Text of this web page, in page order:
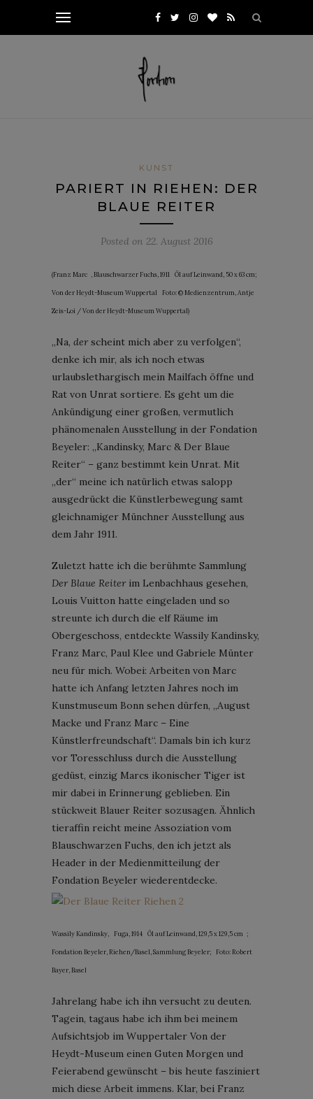
KUNST
PARIERT IN RIEHEN: DER
BLAUE REITER
Posted on 22. August 2016
(Franz Marc , Blauschwarzer Fuchs, 1911 Öl auf Leinwand, 50 x 63 cm;
Von der Heydt-Museum Wuppertal Foto: © Medienzentrum, Antje
Zeis-Loi / Von der Heydt-Museum Wuppertal)
„Na, derscheint mich aber zu verfolgen“,
denke ich mir, als ich noch etwas
urlaubslethargisch mein Mailfach öffne und
Rat von Unrat sortiere. Es geht um die
Ankündigung einer großen, vermutlich
phänomenalen Ausstellung in der Fondation
Beyeler: „Kandinsky, Marc & Der Blaue
Reiter“ – ganz bestimmt kein Unrat. Mit
„der“ meine ich natürlich etwas salopp
ausgedrückt die Künstlerbewegung samt
gleichnamiger Münchner Ausstellung aus
dem Jahr 1911.
Zuletzt hatte ich die berühmte Sammlung
Der Blaue Reiterim Lenbachhaus gesehen,
Louis Vuitton hatte eingeladen und so
streunte ich durch die elf Räume im
Obergeschoss, entdeckte Wassily Kandinsky,
Franz Marc, Paul Klee und Gabriele Münter
neu für mich. Wobei: Arbeiten von Marc
hatte ich Anfang letzten Jahres noch im
Kunstmuseum Bonn sehen dürfen, „August
Macke und Franz Marc – Eine
Künstlerfreundschaft“. Damals bin ich kurz
vor Toresschluss durch die Ausstellung
gedüst, einzig Marcs ikonischer Tiger ist
mir dabei in Erinnerung geblieben. Ein
stückweit Blauer Reiter sozusagen. Ähnlich
tieraffin reicht meine Assoziation vom
Blauschwarzen Fuchs, den ich jetzt als
Header in der Medienmitteilung der
Fondation Beyeler wiederentdecke.
Wassily Kandinsky, Fuga, 1914 Öl auf Leinwand, 129,5 x 129,5 cm ;
Fondation Beyeler, Riehen/Basel, Sammlung Beyeler; Foto: Robert
Bayer, Basel
Jahrelang habe ich ihn versucht zu deuten.
Tagein, tagaus habe ich ihm bei meinem
Aufsichtsjob im Wuppertaler Von der
Heydt-Museum einen Guten Morgen und
Feierabend gewünscht – bis heute fasziniert
mich diese Arbeit immens. Klar, bei Franz